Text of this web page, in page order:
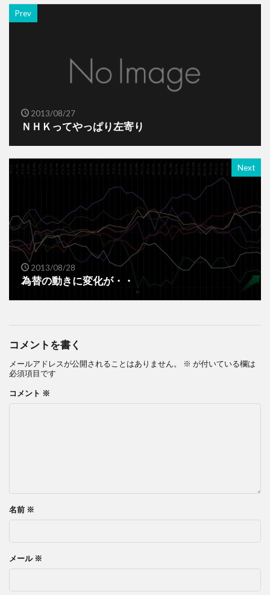
Prev
2013/08/27
ＮＨＫってやっぱり左寄り
Next
2013/08/28
為替の動きに変化が・・
コメントを書く
メールアドレスが公開されることはありません。 ※ が付いている欄は
必須項目です
コメント ※
名前 ※
メール ※